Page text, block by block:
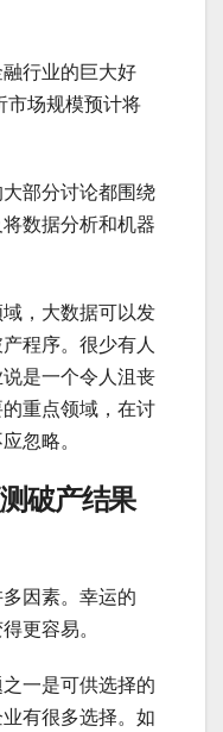
行业的巨大好
市场规模预计将
部分讨论都围绕
数据分析和机器
，大数据可以发
程序。很少有人
是一个令人沮丧
重点领域，在讨
忽略。
破产结果
因素。幸运的
更容易。
一是可供选择的
有很多选择。如